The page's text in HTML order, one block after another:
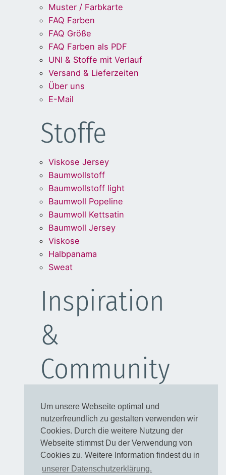
Um unsere Webseite optimal und
nutzerfreundlich zu gestalten verwenden wir
Cookies. Durch die weitere Nutzung der
Webseite stimmst Du der Verwendung von
Cookies zu. Weitere Information findest du in
unserer Datenschutzerklärung.
Muster / Farbkarte
FAQ Farben
FAQ Größe
FAQ Farben als PDF
UNI & Stoffe mit Verlauf
Versand & Lieferzeiten
Über uns
E-Mail
Stoffe
Viskose Jersey
Baumwollstoff
Baumwollstoff light
Baumwoll Popeline
Baumwoll Kettsatin
Baumwoll Jersey
Viskose
Halbpanama
Sweat
Inspiration
&
Community
Kleider
Blusen
Taschen